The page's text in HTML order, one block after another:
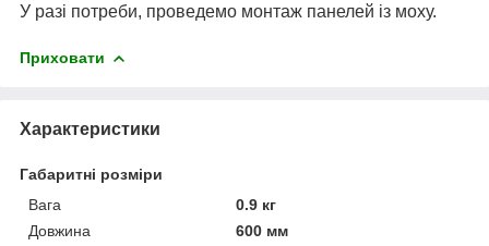
У разі потреби, проведемо монтаж панелей із моху.
Приховати
Характеристики
Габаритні розміри
Вага
0.9 кг
Довжина
600 мм